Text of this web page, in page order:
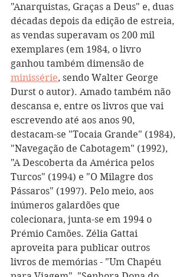
"Anarquistas, Graças a Deus" e, duas
décadas depois da edição de estreia,
as vendas superavam os 200 mil
exemplares (em 1984, o livro
ganhou também dimensão de
minissérie, sendo Walter George
Durst o autor). Amado também não
descansa e, entre os livros que vai
escrevendo até aos anos 90,
destacam-se "Tocaia Grande" (1984),
"Navegação de Cabotagem" (1992),
"A Descoberta da América pelos
Turcos" (1994) e "O Milagre dos
Pássaros" (1997). Pelo meio, aos
inúmeros galardões que
colecionara, junta-se em 1994 o
Prémio Camões. Zélia Gattai
aproveita para publicar outros
livros de memórias - "Um Chapéu